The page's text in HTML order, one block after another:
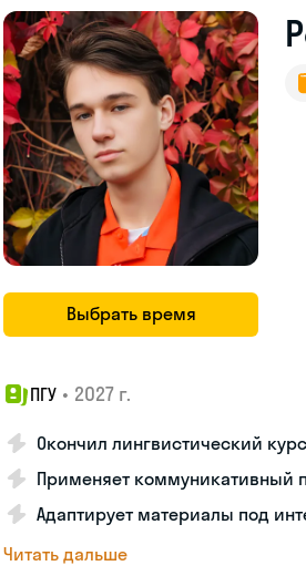
Выбрать время
ПГУ • 2027 г.
Окончил лингвистический
Применяет коммуникативный
Адаптирует материалы под
Читать дальше